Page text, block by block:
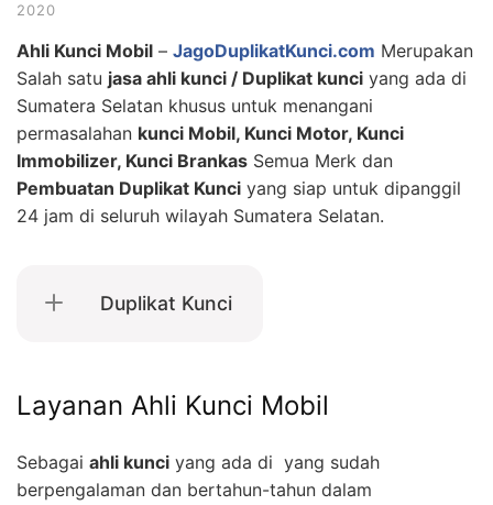
2020
Ahli Kunci Mobil – JagoDuplikatKunci.com Merupakan
Salah satu jasa ahli kunci / Duplikat kunci yang ada di
Sumatera Selatan khusus untuk menangani
permasalahan kunci Mobil, Kunci Motor, Kunci
Immobilizer, Kunci Brankas Semua Merk dan
Pembuatan Duplikat Kunci yang siap untuk dipanggil
24 jam di seluruh wilayah Sumatera Selatan.
Duplikat Kunci
Layanan Ahli Kunci Mobil
Sebagai ahli kunci yang ada di yang sudah
berpengalaman dan bertahun-tahun dalam